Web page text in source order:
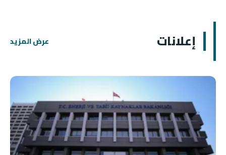
إعلانات عرض المزيد